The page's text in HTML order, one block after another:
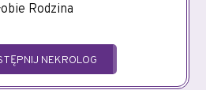
Rodzina
NEKROLOG